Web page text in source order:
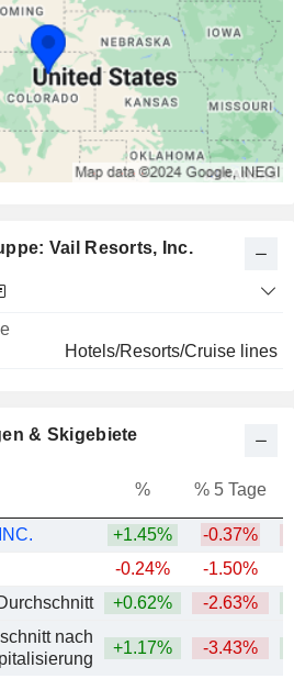
Vail Resorts, Inc.
Hotels/Resorts/Cruise lines
& Skigebiete
% % 5 Tage
+1.45% -0.37%
-0.24% -1.50%
+0.62% -2.63%
nach
+1.17% -3.43%